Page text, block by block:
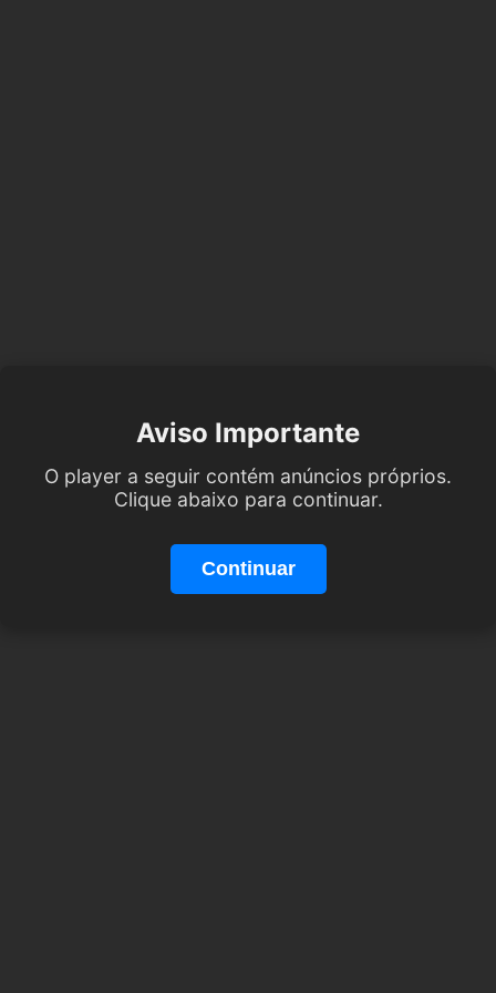
Aviso Importante
O player a seguir contém anúncios próprios.
Clique abaixo para continuar.
Continuar